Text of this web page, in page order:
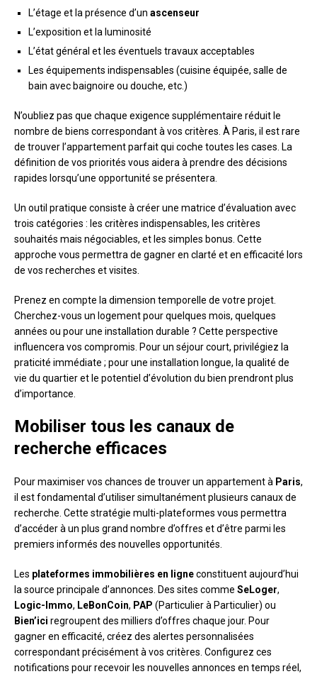
L’étage et la présence d’un ascenseur
L’exposition et la luminosité
L’état général et les éventuels travaux acceptables
Les équipements indispensables (cuisine équipée, salle de
bain avec baignoire ou douche, etc.)
N’oubliez pas que chaque exigence supplémentaire réduit le
nombre de biens correspondant à vos critères. À Paris, il est rare
de trouver l’appartement parfait qui coche toutes les cases. La
définition de vos priorités vous aidera à prendre des décisions
rapides lorsqu’une opportunité se présentera.
Un outil pratique consiste à créer une matrice d’évaluation avec
trois catégories : les critères indispensables, les critères
souhaités mais négociables, et les simples bonus. Cette
approche vous permettra de gagner en clarté et en efficacité lors
de vos recherches et visites.
Prenez en compte la dimension temporelle de votre projet.
Cherchez-vous un logement pour quelques mois, quelques
années ou pour une installation durable ? Cette perspective
influencera vos compromis. Pour un séjour court, privilégiez la
praticité immédiate ; pour une installation longue, la qualité de
vie du quartier et le potentiel d’évolution du bien prendront plus
d’importance.
Mobiliser tous les canaux de
recherche efficaces
Pour maximiser vos chances de trouver un appartement à Paris,
il est fondamental d’utiliser simultanément plusieurs canaux de
recherche. Cette stratégie multi-plateformes vous permettra
d’accéder à un plus grand nombre d’offres et d’être parmi les
premiers informés des nouvelles opportunités.
Les plateformes immobilières en ligneconstituent aujourd’hui
la source principale d’annonces. Des sites comme SeLoger,
Logic-Immo, LeBonCoin, PAP (Particulier à Particulier) ou
Bien’ici regroupent des milliers d’offres chaque jour. Pour
gagner en efficacité, créez des alertes personnalisées
correspondant précisément à vos critères. Configurez ces
notifications pour recevoir les nouvelles annonces en temps réel,